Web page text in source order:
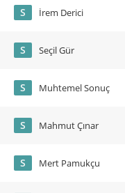
S İrem Derici
S Seçil Gür
S Muhtemel Sonuç
S Mahmut Çınar
S Mert Pamukçu